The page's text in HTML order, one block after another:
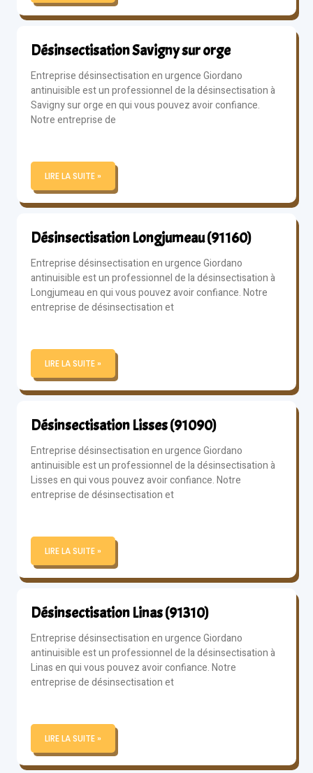
Désinsectisation Savigny sur orge
Entreprise désinsectisation en urgence Giordano
antinuisible est un professionnel de la désinsectisation à
Savigny sur orge en qui vous pouvez avoir confiance.
Notre entreprise de
LIRE LA SUITE »
Désinsectisation Longjumeau (91160)
Entreprise désinsectisation en urgence Giordano
antinuisible est un professionnel de la désinsectisation à
Longjumeau en qui vous pouvez avoir confiance. Notre
entreprise de désinsectisation et
LIRE LA SUITE »
Désinsectisation Lisses (91090)
Entreprise désinsectisation en urgence Giordano
antinuisible est un professionnel de la désinsectisation à
Lisses en qui vous pouvez avoir confiance. Notre
entreprise de désinsectisation et
LIRE LA SUITE »
Désinsectisation Linas (91310)
Entreprise désinsectisation en urgence Giordano
antinuisible est un professionnel de la désinsectisation à
Linas en qui vous pouvez avoir confiance. Notre
entreprise de désinsectisation et
LIRE LA SUITE »